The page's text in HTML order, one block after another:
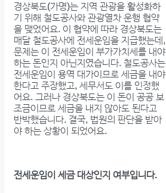
경상북도(가명)는 지역 관광을 활성화하
기 위해 철도공사와 관광열차 운행 협약
을 맺었어요. 이 협약에 따라 경상북도는
매달 철도공사에 전세운임을 지급했는데,
문제는 이 전세운임이 부가가치세를 내야
하는 돈인지 아닌지였습니다. 철도공사는
전세운임이 용역 대가이므로 세금을 내야
한다고 주장했고, 세무서도 이를 인정했
어요. 그러나 경상북도는 이 돈이 공공 보
조금이므로 세금을 내지 않아도 된다고
반박했습니다. 결국, 법원의 판단을 받아
야 하는 상황이 되었어요.
전세운임이 세금 대상인지 여부입니다.